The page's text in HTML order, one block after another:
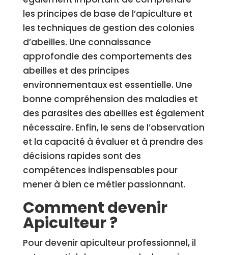
les principes de base de l’apiculture et
les techniques de gestion des colonies
d’abeilles. Une connaissance
approfondie des comportements des
abeilles et des principes
environnementaux est essentielle. Une
bonne compréhension des maladies et
des parasites des abeilles est également
nécessaire. Enfin, le sens de l’observation
et la capacité à évaluer et à prendre des
décisions rapides sont des
compétences indispensables pour
mener à bien ce métier passionnant.
Comment devenir
Apiculteur ?
Pour devenir apiculteur professionnel, il